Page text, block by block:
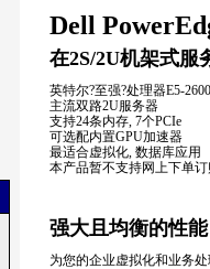
Dell
在2S/2U机架式服
英特尔?至强?处理器E5-2600
主流双路2U服务器
支持24条内存, 7个PCIe
可选配内置GPU加速器
最适合虚拟化, 数据库应用
本产品暂不支持网上下单
强大且均衡的性能
为您的企业虚拟化和业务